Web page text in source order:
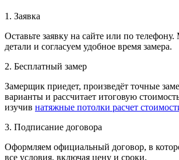
1. Заявка
Оставьте заявку на сайте или по
детали и согласуем удобное время замера.
2. Бесплатный замер
Замерщик приедет, произведёт точные
варианты и рассчитает итоговую
изучив натяжные потолки расчет
3. Подписание договора
Оформляем официальный договор, в
все условия, включая цену и сроки.